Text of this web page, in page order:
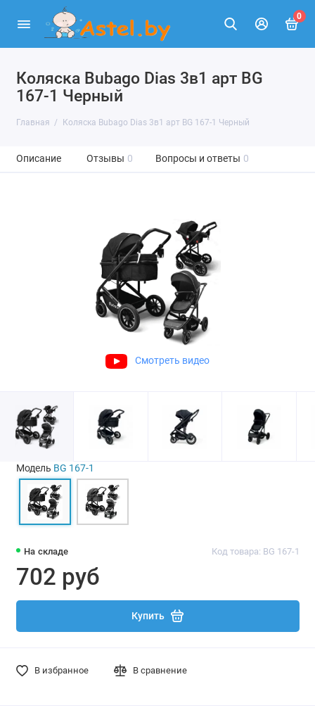
0
Коляска Bubago Dias 3в1 арт BG
167-1 Черный
Главная Коляска Bubago Dias 3в1 арт BG 167-1 Черный
Описание Отзывы 0 Вопросы и ответы 0
Смотреть видео
На складе Код товара: BG 167-1
702 руб
Купить
В избранное В сравнение
Модель BG 167-1